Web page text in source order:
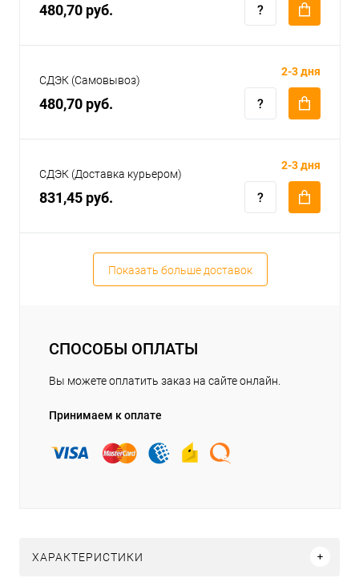
480,70 руб.
СДЭК (Самовывоз)
480,70 руб.
2-3 дня
СДЭК (Доставка курьером)
831,45 руб.
2-3 дня
Показать больше доставок
СПОСОБЫ ОПЛАТЫ
Вы можете оплатить заказ на сайте онлайн.
Принимаем к оплате
ХАРАКТЕРИСТИКИ